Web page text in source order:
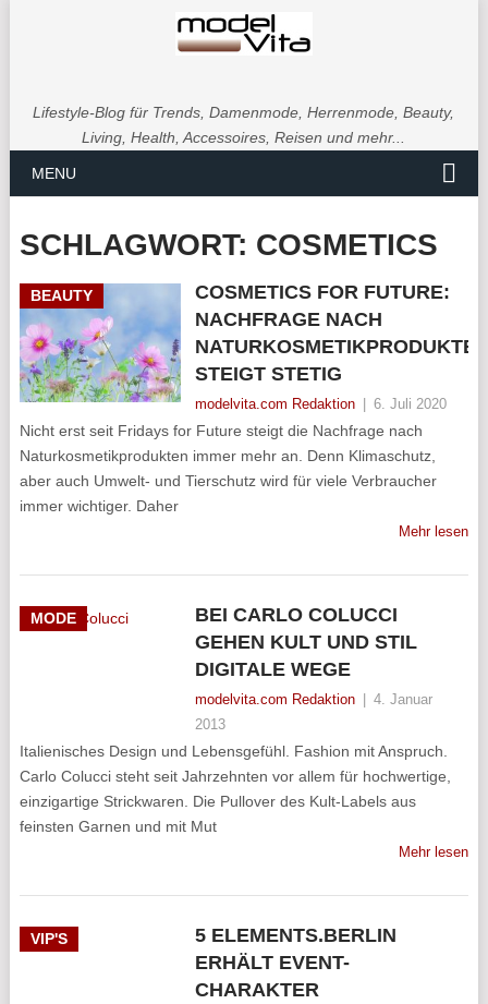
Lifestyle-Blog für Trends, Damenmode, Herrenmode, Beauty,
Living, Health, Accessoires, Reisen und mehr...
MENU
SCHLAGWORT: COSMETICS
BEAUTY
COSMETICS FOR FUTURE:
NACHFRAGE NACH
STEIGT STETIG
modelvita.com Redaktion 6. Juli 2020
Nicht erst seit Fridays for Future steigt die Nachfrage nach
Naturkosmetikprodukten immer mehr an. Denn Klimaschutz,
aber auch Umwelt- und Tierschutz wird für viele Verbraucher
immer wichtiger. Daher
Mehr lesen
MODE
BEI CARLO COLUCCI
GEHEN KULT UND STIL
DIGITALE WEGE
modelvita.com Redaktion
4. Januar
2013
Italienisches Design und Lebensgefühl. Fashion mit Anspruch.
Carlo Colucci steht seit Jahrzehnten vor allem für hochwertige,
einzigartige Strickwaren. Die Pullover des Kult-Labels aus
feinsten Garnen und mit Mut
Mehr lesen
VIP'S
5 ELEMENTS.BERLIN
ERHÄLT EVENT-
CHARAKTER